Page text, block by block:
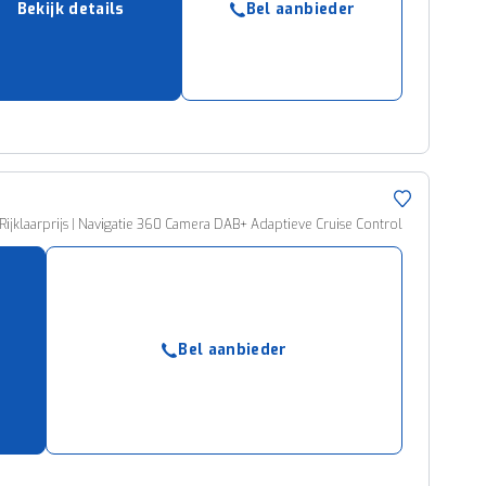
daarvoor
basis. Meer
functionele
via de
Bekijk details Bel aanbieder
| Navigatie 360 Camera DAB+ Adaptieve Cruise Control
Bel aanbieder